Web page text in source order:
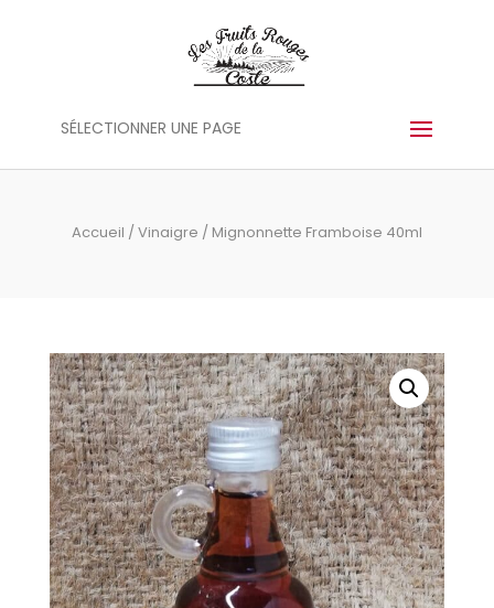
SÉLECTIONNER UNE PAGE
Accueil /Vinaigre / Mignonnette Framboise 40ml